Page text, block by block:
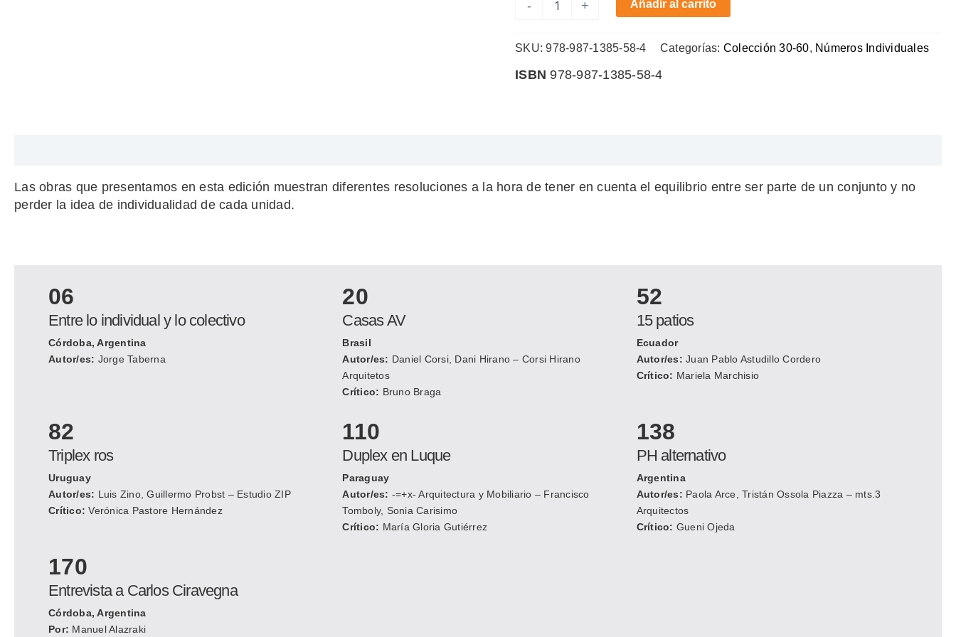
- + Añadir al carrito
SKU:978-987-1385-58-4 Categorías: Colección 30-60, Números Individuales
ISBN 978-987-1385-58-4
Las obras que presentamos en esta edición muestran diferentes resoluciones a la hora de tener en cuenta el equilibrio entre ser parte de un conjunto y no
perder la idea de individualidad de cada unidad.
06
Entre lo individual y lo colectivo
Córdoba, Argentina
Autor/es: Jorge Taberna
20
Casas AV
Brasil
Autor/es: Daniel Corsi, Dani Hirano – Corsi Hirano
Arquitetos
Crítico: Bruno Braga
52
15 patios
Ecuador
Autor/es: Juan Pablo Astudillo Cordero
Crítico: Mariela Marchisio
82
Triplex ros
Uruguay
Autor/es: Luis Zino, Guillermo Probst – Estudio ZIP
Crítico: Verónica Pastore Hernández
110
Duplex en Luque
Paraguay
Autor/es: -=+x- Arquitectura y Mobiliario – Francisco
Tomboly, Sonia Carisimo
Crítico: María Gloria Gutiérrez
138
PH alternativo
Argentina
Autor/es: Paola Arce, Tristán Ossola Piazza – mts.3
Arquitectos
Crítico: Gueni Ojeda
170
Entrevista a Carlos Ciravegna
Córdoba, Argentina
Por: Manuel Alazraki